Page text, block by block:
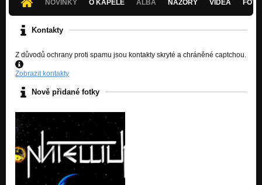
NOVINKY O KAPELE ALBA NÁZORY VIDEA
Kontakty
Z důvodů ochrany proti spamu jsou kontakty skryté a chráněné captchou.
Zobrazit kontakty
Nově přidané fotky